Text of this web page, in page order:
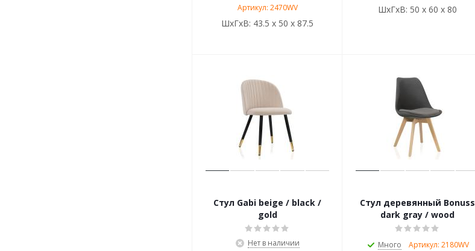
Артикул: 2470WV
ШхГхВ: 43.5 х 50 х 87.5
ШхГхВ: 50 х 60 х 80
Стул Gabi beige / black /
gold
Нет в наличии
Стул деревянный Bonuss
dark gray / wood
Много Артикул: 2180WV